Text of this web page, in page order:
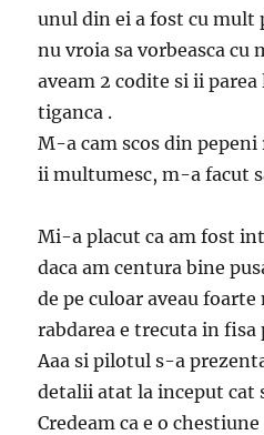
unul din ei a fost cu
nu vroia sa vorbeasca cu
aveam 2 codite si ii parea
tiganca .
M-a cam scos din pepeni
ii multumesc, m-a facut
Mi-a placut ca am fost
daca am centura bine
de pe culoar aveau
rabdarea e trecuta in
Aaa si pilotul s-a
detalii atat la inceput cat
Credeam ca e o